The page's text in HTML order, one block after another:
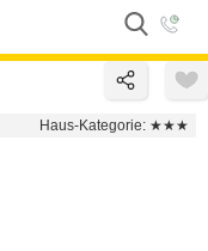
Haus-Kategorie: ★★★